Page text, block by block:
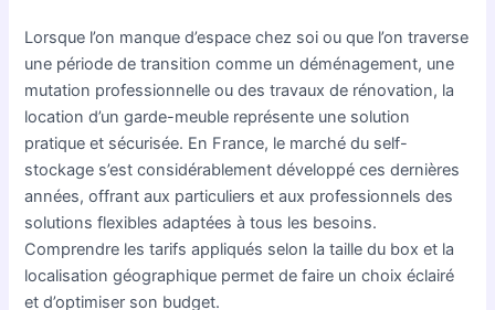
Lorsque l’on manque d’espace chez soi ou que l’on traverse
une période de transition comme un déménagement, une
mutation professionnelle ou des travaux de rénovation, la
location d’un garde-meuble représente une solution
pratique et sécurisée. En France, le marché du self-
stockage s’est considérablement développé ces dernières
années, offrant aux particuliers et aux professionnels des
solutions flexibles adaptées à tous les besoins.
Comprendre les tarifs appliqués selon la taille du box et la
localisation géographique permet de faire un choix éclairé
et d’optimiser son budget.